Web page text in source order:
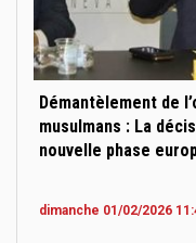
Démantèlement de
musulmans : La
nouvelle phase
dimanche 01/02/2026